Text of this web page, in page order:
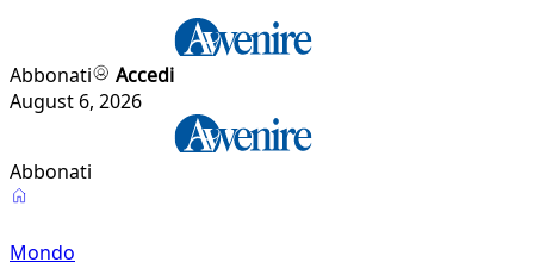
Abbonati
Accedi
August 6, 2026
Abbonati
Mondo